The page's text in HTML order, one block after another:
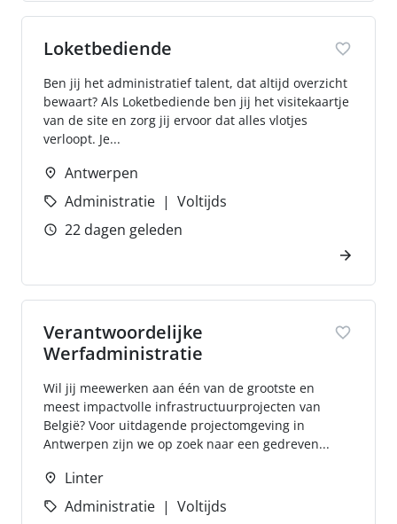
Loketbediende
Ben jij het administratief talent, dat altijd overzicht
bewaart? Als Loketbediende ben jij het visitekaartje
van de site en zorg jij ervoor dat alles vlotjes
verloopt. Je...
Antwerpen
Administratie
Voltijds
22 dagen geleden
Verantwoordelijke
Werfadministratie
Wil jij meewerken aan één van de grootste en
meest impactvolle infrastructuurprojecten van
België? Voor uitdagende projectomgeving in
Antwerpen zijn we op zoek naar een gedreven...
Linter
Administratie
Voltijds